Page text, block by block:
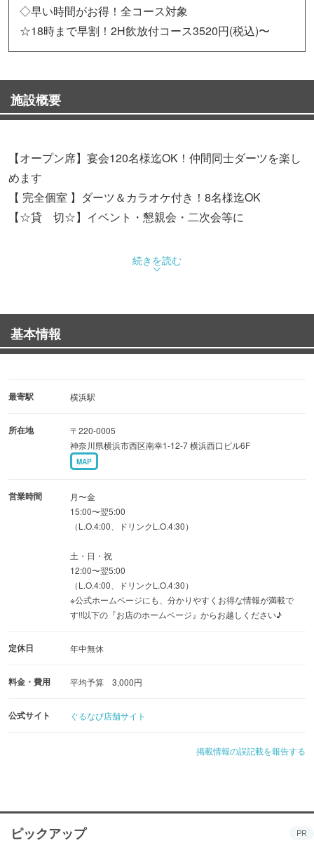
◇早い時間がお得！全コース対象
☆18時まで早割！2H飲放付コース3520円(税込)〜
施設概要
【オープン席】宴会120名様迄OK！仲間同士ダーツを楽し
めます
【 完全個室 】ダーツ＆カラオケ付き！8名様迄OK
【☆貸 切☆】イベント・懇親会・二次会等に
■【貸切PARTYプラン】2h飲放＆ダーツ投げ放題＆オプシ
■【個室PARTYプラン】2h飲放＆ダーツ投げ放題＆歌い放
題
■【早割】18時迄のコーススタートで総額【20%OFF!!】
続きを読む
基本情報
最寄駅 横浜駅
所在地
〒220-0005
神奈川県横浜市西区南幸1-12-7 横浜西口ビル6F
MAP
営業時間
月〜金
15:00〜翌5:00
（L.O.4:00、ドリンクL.O.4:30）
土・日・祝
12:00〜翌5:00
（L.O.4:00、ドリンクL.O.4:30）
※公式ホームページにも、分かりやすくお得な情報が満載で
す!!以下の『お店のホームページ』からお越しください♪
定休日 年中無休
料金・費用 平均予算 3,000円
公式サイト ぐるなび店舗サイト
掲載情報の誤記載を報告する
ピックアップ PR